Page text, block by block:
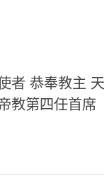
者 恭奉教主 天
教第四任首席